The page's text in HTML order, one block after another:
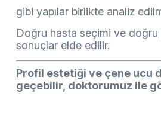
gibi yapılar birlikte analiz
Doğru hasta seçimi ve doğru
sonuçlar elde edilir.
Profil estetiği ve çene ucu
geçebilir, doktorumuz ile